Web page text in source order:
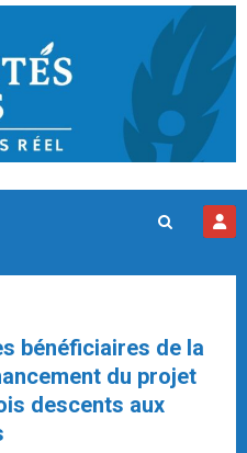
bénéficiaires de la
du projet
descents aux